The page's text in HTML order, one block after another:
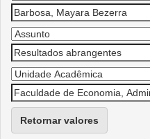
Retornar valores